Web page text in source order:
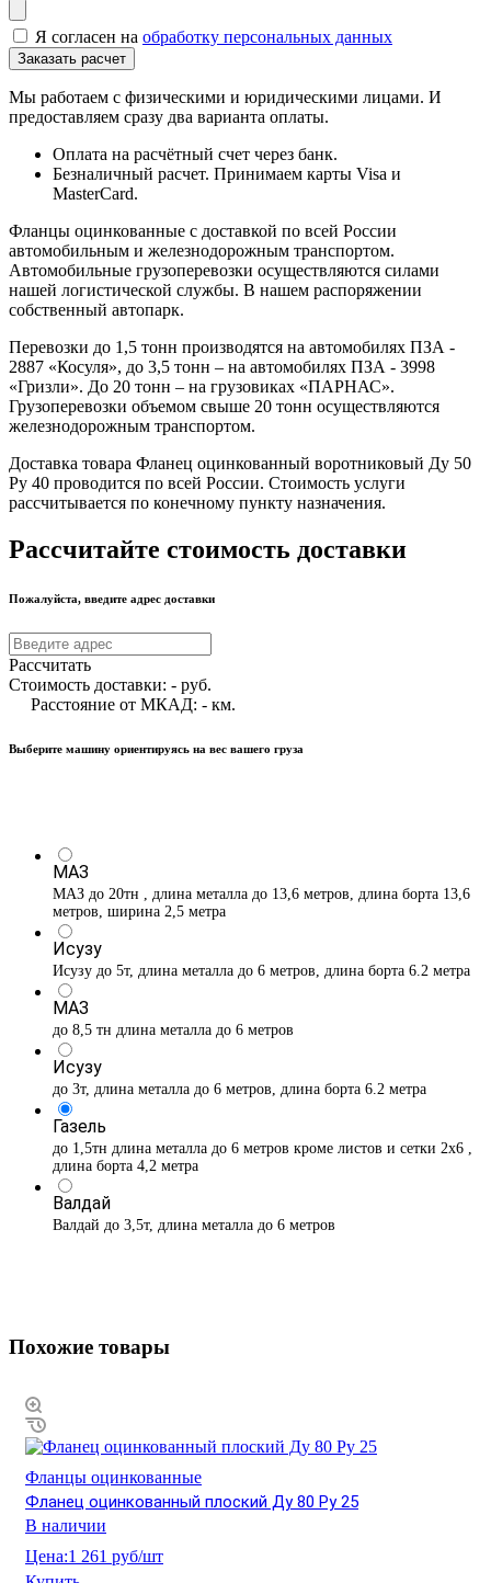
Я согласен на обработку персональных данных
Мы работаем с физическими и юридическими лицами. И
предоставляем сразу два варианта оплаты.
Оплата на расчётный счет через банк.
Безналичный расчет. Принимаем карты Visa и
MasterCard.
Фланцы оцинкованные с доставкой по всей России
автомобильным и железнодорожным транспортом.
Автомобильные грузоперевозки осуществляются силами
нашей логистической службы. В нашем распоряжении
собственный автопарк.
Перевозки до 1,5 тонн производятся на автомобилях ПЗА -
2887 «Косуля», до 3,5 тонн – на автомобилях ПЗА - 3998
«Гризли». До 20 тонн – на грузовиках «ПАРНАС».
Грузоперевозки объемом свыше 20 тонн осуществляются
железнодорожным транспортом.
Доставка товара Фланец оцинкованный воротниковый Ду 50
Ру 40 проводится по всей России. Стоимость услуги
рассчитывается по конечному пункту назначения.
Рассчитайте стоимость доставки
Пожалуйста, введите адрес доставки
Рассчитать
Стоимость доставки: - руб.
Расстояние от МКАД: - км.
Выберите машину ориентируясь на вес вашего груза
МАЗ
МАЗ до 20тн , длина металла до 13,6 метров, длина борта 13,6
метров, ширина 2,5 метра
Исузу
Исузу до 5т, длина металла до 6 метров, длина борта 6.2 метра
МАЗ
до 8,5 тн длина металла до 6 метров
Исузу
до 3т, длина металла до 6 метров, длина борта 6.2 метра
Газель
до 1,5тн длина металла до 6 метров кроме листов и сетки 2х6 ,
длина борта 4,2 метра
Валдай
Валдай до 3,5т, длина металла до 6 метров
Похожие товары
Фланцы оцинкованные
Фланец оцинкованный плоский Ду 80 Ру 25
В наличии
Цена:1 261 руб/шт